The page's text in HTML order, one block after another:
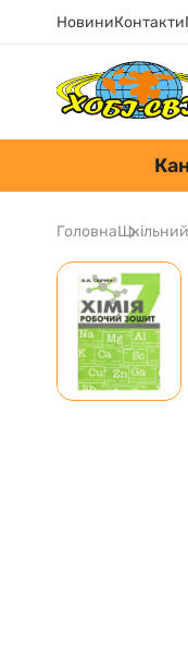
НовиниКонтакти
Головна